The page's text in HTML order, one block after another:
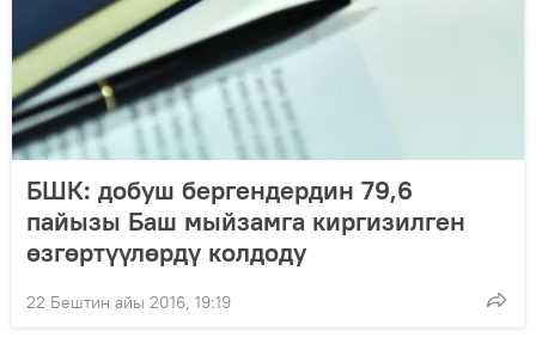
БШК: добуш бергендердин 79,6
пайызы Баш мыйзамга киргизилген
өзгөртүүлөрдү колдоду
22 Бештин айы 2016, 19:19